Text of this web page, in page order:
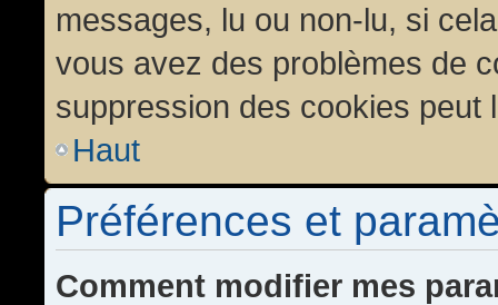
messages, lu ou non-lu, si
vous avez des problèmes de
suppression des cookies peut
Haut
Préférences et
Comment modifier mes